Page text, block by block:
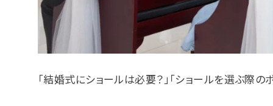
「結婚式にショールは必要？」「ショールを選ぶ際